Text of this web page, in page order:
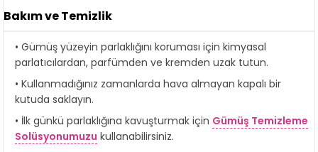
Bakım ve Temizlik
• Gümüş yüzeyin parlaklığını koruması için kimyasal
parlatıcılardan, parfümden ve kremden uzak tutun.
• Kullanmadığınız zamanlarda hava almayan kapalı bir
kutuda saklayın.
• İlk günkü parlaklığına kavuşturmak için Gümüş Temizleme
Solüsyonumuzu kullanabilirsiniz.